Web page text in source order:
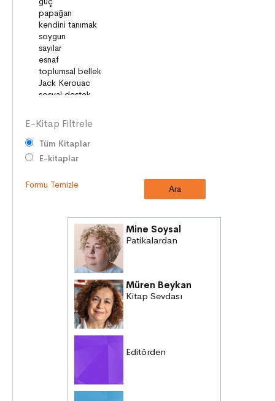
DESTANLAR
SANAT
DEĞERLERİMİZ
ÇOCUK DÜNYASI
TARİH
E-Kitap Filtrele
Tüm Kitaplar
E-kitaplar
Formu Temizle
Mine Soysal
Patikalardan
Müren Beykan
Kitap Sevdası
Editörden